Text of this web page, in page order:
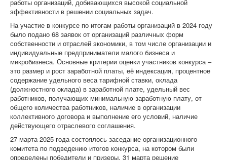
работы организаций, добивающихся высокой социальной
эффективности в решении социальных задач.
На участие в конкурсе по итогам работы организаций в 2024 году
было подано 68 заявок от организаций различных форм
собственности и отраслей экономики, в том числе организации и
индивидуальные предприниматели малого бизнеса и
микробизнеса. Основные критерии оценки участников конкурса –
это размер и рост заработной платы, её индексация, процентное
содержание удельного веса тарифной ставки, оклада
(должностного оклада) в заработной плате, удельный вес
работников, получающих минимальную заработную плату, от
общего количества работников, наличие в организации
коллективного договора и выполнение его условий, наличие
действующего отраслевого соглашения.
27 марта 2025 года состоялось заседание организационного
комитета по подведению итогов конкурса, на котором были
определены победители и призеры, 31 марта решение